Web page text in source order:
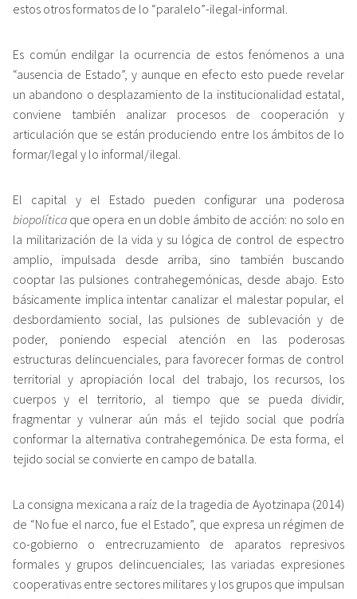
estos otros formatos de lo “paralelo”-ilegal-informal.
Es común endilgar la ocurrencia de estos fenómenos a una
“ausencia de Estado”, y aunque en efecto esto puede revelar
un abandono o desplazamiento de la institucionalidad estatal,
conviene también analizar procesos de cooperación y
articulación que se están produciendo entre los ámbitos de lo
formar/legal y lo informal/ilegal.
El capital y el Estado pueden configurar una poderosa
biopolítica que opera en un doble ámbito de acción: no solo en
la militarización de la vida y su lógica de control de espectro
amplio, impulsada desde arriba, sino también buscando
cooptar las pulsiones contrahegemónicas, desde abajo. Esto
básicamente implica intentar canalizar el malestar popular, el
desbordamiento social, las pulsiones de sublevación y de
poder, poniendo especial atención en las poderosas
estructuras delincuenciales, para favorecer formas de control
territorial y apropiación local del trabajo, los recursos, los
cuerpos y el territorio, al tiempo que se pueda dividir,
fragmentar y vulnerar aún más el tejido social que podría
conformar la alternativa contrahegemónica. De esta forma, el
tejido social se convierte en campo de batalla.
La consigna mexicana a raíz de la tragedia de Ayotzinapa (2014)
de “No fue el narco, fue el Estado”, que expresa un régimen de
co-gobierno o entrecruzamiento de aparatos represivos
formales y grupos delincuenciales; las variadas expresiones
cooperativas entre sectores militares y los grupos que impulsan